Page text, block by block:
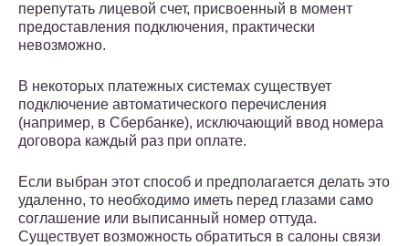
перепутать лицевой счет, присвоенный в момент
предоставления подключения, практически
невозможно.
В некоторых платежных системах существует
подключение автоматического перечисления
(например, в Сбербанке), исключающий ввод номера
договора каждый раз при оплате.
Если выбран этот способ и предполагается делать это
удаленно, то необходимо иметь перед глазами само
соглашение или выписанный номер оттуда.
Существует возможность обратиться в салоны связи